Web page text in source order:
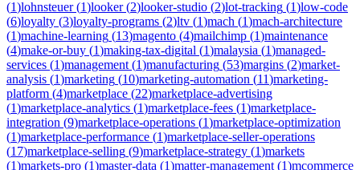
(1)lohnsteuer(1)looker(2)looker-studio (2)lot-tracking (1)low-code
(6)loyalty (3)loyalty-programs (2)ltv (1)mach (1)mach-architecture
(1)machine-learning (13)magento (4)mailchimp (1)maintenance
(4)make-or-buy (1)making-tax-digital (1)malaysia (1)managed-
services (1)management (1)manufacturing (53)margins (2)market-
analysis (1)marketing (10)marketing-automation (11)marketing-
platform (4)marketplace (22)marketplace-advertising
(1)marketplace-analytics (1)marketplace-fees (1)marketplace-
integration (9)marketplace-operations (1)marketplace-optimization
(1)marketplace-performance (1)marketplace-seller-operations
(17)marketplace-selling (9)marketplace-strategy (1)markets
(1)markets-pro (1)master-data (1)matter-management (1)mcommerce